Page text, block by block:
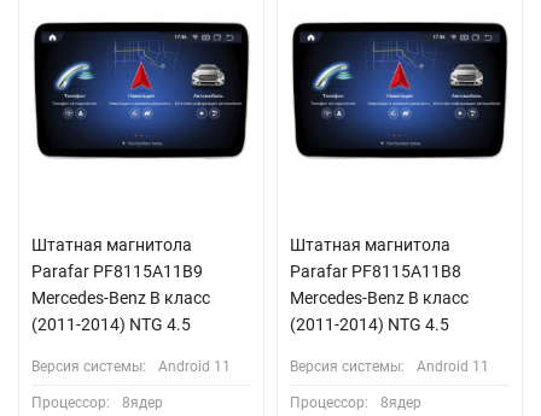
Штатная магнитола
Parafar PF8115A11B9
Mercedes-Benz B класс
(2011-2014) NTG 4.5
Версия системы: Android 11
Процессор: 8ядер
Штатная магнитола
Parafar PF8115A11B8
Mercedes-Benz B класс
(2011-2014) NTG 4.5
Версия системы: Android 11
Процессор: 8ядер